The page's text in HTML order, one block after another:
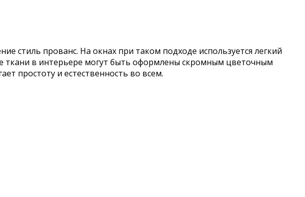
стиль прованс. На окнах при таком подходе используется легкий
в интерьере могут быть оформлены скромным цветочным
простоту и естественность во всем.